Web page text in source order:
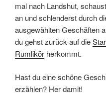
mal nach Landshut,
an und schlenderst durch
ausgewählten Geschäften
du gehst zurück auf die
Rumlikör herkommt.
Hast du eine schöne
erzählen? Her damit!